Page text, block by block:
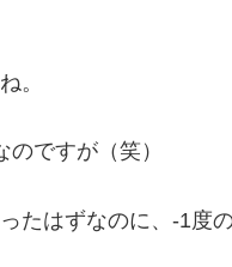
。
ですが（笑）
たはずなのに、-1度